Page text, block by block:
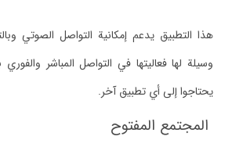
هذا التطبيق يدعم إمكانية التواصل الصوتي
وسيلة لها فعاليتها في التواصل المباشر
يحتاجوا إلى أي تطبيق آخر.
المجتمع المفتوح